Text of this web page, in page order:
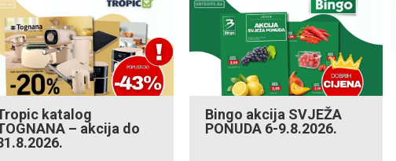
katalog
– akcija do
Bingo akcija SVJEŽA
PONUDA 6-9.8.2026.